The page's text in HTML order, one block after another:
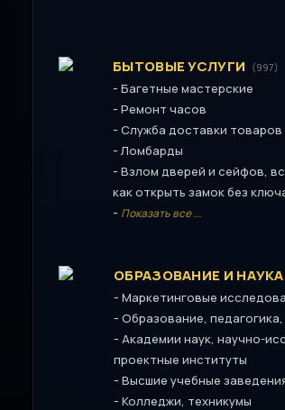
БЫТОВЫЕ УСЛУГИ (997)
- Багетные мастерские
- Ремонт часов
- Служба доставки товаров
- Ломбарды
- Взлом дверей и сейфов,
как открыть замок без
- Показать все ...
ОБРАЗОВАНИЕ И НАУКА
- Маркетинговые
- Образование,
- Академии наук, научно-
проектные институты
- Высшие учебные
- Колледжи, техникумы